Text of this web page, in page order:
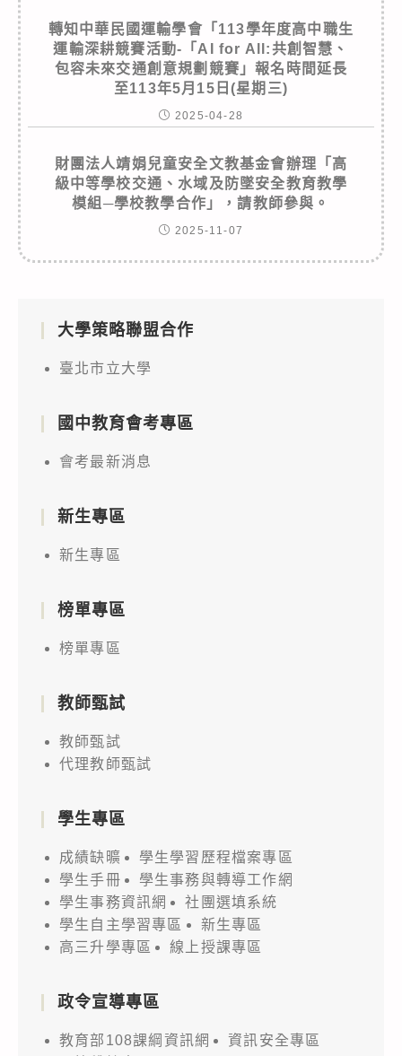
轉知中華民國運輸學會「113學年度高中職生
運輸深耕競賽活動-「AI for All:共創智慧、
包容未來交通創意規劃競賽」報名時間延長
至113年5月15日(星期三)
2025-04-28
財團法人靖娟兒童安全文教基金會辦理「高
級中等學校交通、水域及防墜安全教育教學
模組─學校教學合作」，請教師參與。
2025-11-07
大學策略聯盟合作
臺北市立大學
國中教育會考專區
會考最新消息
新生專區
新生專區
榜單專區
榜單專區
教師甄試
教師甄試
代理教師甄試
學生專區
成績缺曠
學生學習歷程檔案專區
學生手冊
學生事務與轉導工作網
學生事務資訊網
社團選填系統
學生自主學習專區
新生專區
高三升學專區
線上授課專區
政令宣導專區
教育部108課綱資訊網
資訊安全專區